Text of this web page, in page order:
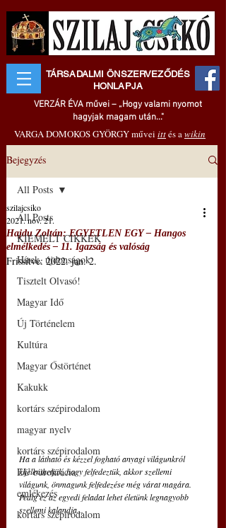
TÁRSADALMI ÖNSZERVEZŐDÉS
HONLAPJA
VERZÁR ÉVA művei – „Hogy valami nyomot
hagyjak magam után..."
VARGA DOMOKOS GYÖRGY művei ittés awikin
Bejegyzés
All Posts
KIEMELT CIKKEK
Hírek, újdonságok
Tisztelt Olvasó!
Magyar Idő
Új Történelem
Kultúra
Magyar Őstörténet
Kakukk
kortárs szépirodalom
magyar nyelv
kortárs szépirodalom
EU bürokrácia
emlékezés
kortárs szépirodalom
All Posts
Hajdu Zoltán: EGYETLEN EGY – Hangos
elmélkedés – 11. Igazság és valóság
szilajcsiko
2021. nov. 21.
Frissítve:2022. jan. 2.
Ha a látható és kézzel fogható anyagi világunkról
kijelenthetjük, hogy felfedeztük, akkor szellemi
világunk, önmagunk felfedezése még várat magára.
Pedig ez az egyedi feladat lehet életünk legnagyobb
szellemi kalandja...